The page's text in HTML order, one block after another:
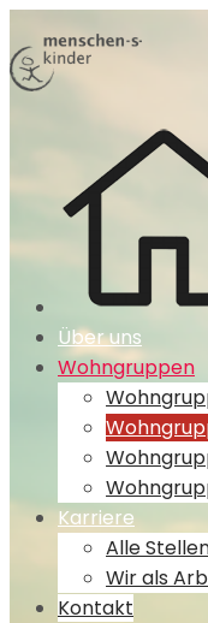
Über uns
Wohngruppen
Karriere
Alle
Wir als
Kontakt